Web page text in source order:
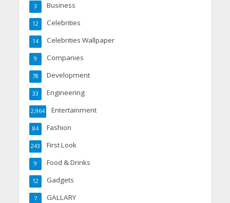
Business
3
Celebrities
12
Celebrities Wallpaper
14
Companies
9
Development
78
Engineering
33
Entertainment
2,964
Fashion
84
First Look
243
Food & Drinks
9
Gadgets
12
GALLARY
7